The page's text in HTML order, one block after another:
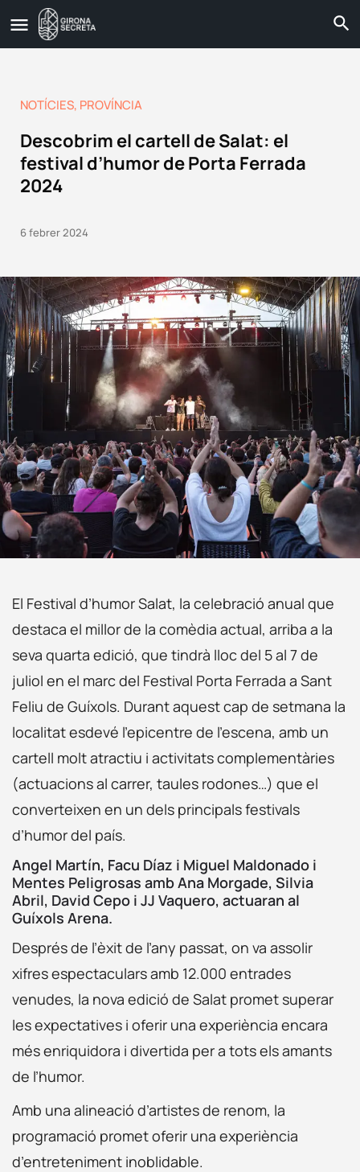
NOTÍCIES, PROVÍNCIA
Descobrim el cartell de Salat: el
festival d’humor de Porta Ferrada
2024
6 febrer 2024
El Festival d’humor Salat, la celebració anual que
destaca el millor de la comèdia actual, arriba a la
seva quarta edició, que tindrà lloc del 5 al 7 de
juliol en el marc del Festival Porta Ferrada a Sant
Feliu de Guíxols. Durant aquest cap de setmana la
localitat esdevé l’epicentre de l’escena, amb un
cartell molt atractiu i activitats complementàries
(actuacions al carrer, taules rodones…) que el
converteixen en un dels principals festivals
d’humor del país.
Angel Martín, Facu Díaz i Miguel Maldonado i
Mentes Peligrosas amb Ana Morgade, Silvia
Abril, David Cepo i JJ Vaquero, actuaran al
Guíxols Arena.
Després de l’èxit de l’any passat, on va assolir
xifres espectaculars amb 12.000 entrades
venudes, la nova edició de Salat promet superar
les expectatives i oferir una experiència encara
més enriquidora i divertida per a tots els amants
de l’humor.
Amb una alineació d’artistes de renom, la
programació promet oferir una experiència
d’entreteniment inoblidable.